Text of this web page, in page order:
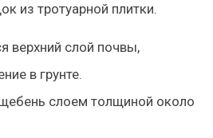
из тротуарной плитки.
верхний слой почвы,
в грунте.
слоем толщиной около